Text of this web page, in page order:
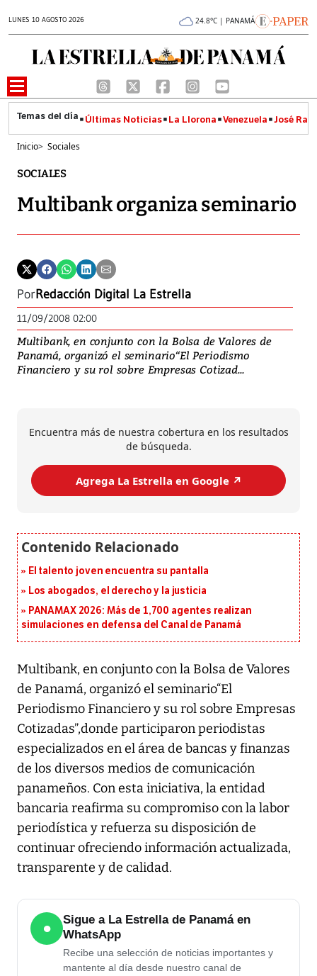
LUNES 10 AGOSTO 2026 24.8°C | PANAMÁ
Últimas Noticias La Llorona Venezuela José
Inicio> Sociales
SOCIALES
Multibank organiza seminario
PorRedacción Digital La Estrella
11/09/2008 02:00
Multibank, en conjunto con la Bolsa de Valores de
Panamá, organizó el seminario“El Periodismo
Financiero y su rol sobre Empresas Cotizad...
Encuentra más de nuestra cobertura en los resultados
de búsqueda.
Agrega La Estrella en Google ↗️
El talento joven encuentra su pantalla​
Los abogados, el derecho y la justicia
PANAMAX 2026: Más de 1,700 agentes realizan
simulaciones en defensa del Canal de Panamá
Multibank, en conjunto con la Bolsa de Valores
de Panamá, organizó el seminario“El
Periodismo Financiero y su rol sobre Empresas
Cotizadas”,donde participaron periodistas
especializados en el área de bancas y finanzas
de los diversos medios de comunicación
panameños. Con esta iniciativa, la entidad
bancaria reafirma su compromiso con la labor
periodística y refuerza su disposición de
continuar ofreciendo información actualizada,
transparente y de calidad.
●
Sigue a La Estrella de Panamá en
WhatsApp
Recibe una selección de noticias importantes y
mantente al día desde nuestro canal de